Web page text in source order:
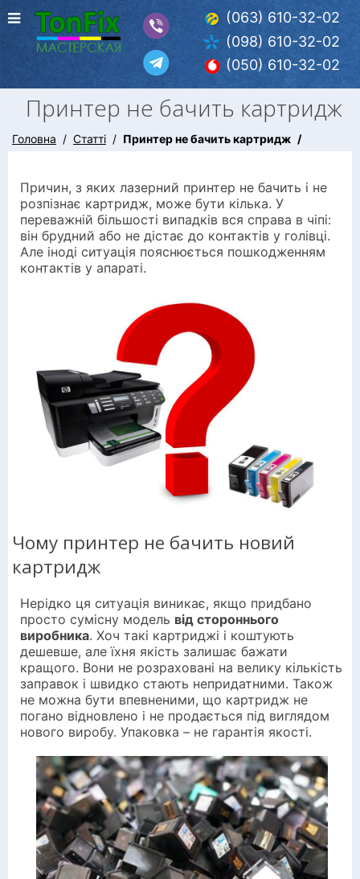
(063) 610-32-02
(098) 610-32-02
(050) 610-32-02
Принтер не бачить картридж
Головна Статті Принтер не бачить картридж
Причин, з яких лазерний принтер не бачить і не
розпізнає картридж, може бути кілька. У
переважній більшості випадків вся справа в чіпі:
він брудний або не дістає до контактів у голівці.
Але іноді ситуація пояснюється пошкодженням
контактів у апараті.
Чому принтер не бачить новий
картридж
Нерідко ця ситуація виникає, якщо придбано
просто сумісну модель від стороннього
виробника. Хоч такі картриджі і коштують
дешевше, але їхня якість залишає бажати
кращого. Вони не розраховані на велику кількість
заправок і швидко стають непридатними. Також
не можна бути впевненими, що картридж не
погано відновлено і не продається під виглядом
нового виробу. Упаковка – не гарантія якості.